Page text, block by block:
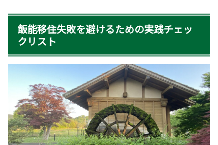
飯能移住失敗を避けるための実践チェッ
クリスト